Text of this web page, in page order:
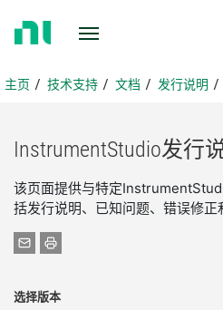
页主页 技术支持 文档 发行说明
InstrumentStudio发行
该页面提供与特定
括发行说明、已知问题、错误修正
选择版本